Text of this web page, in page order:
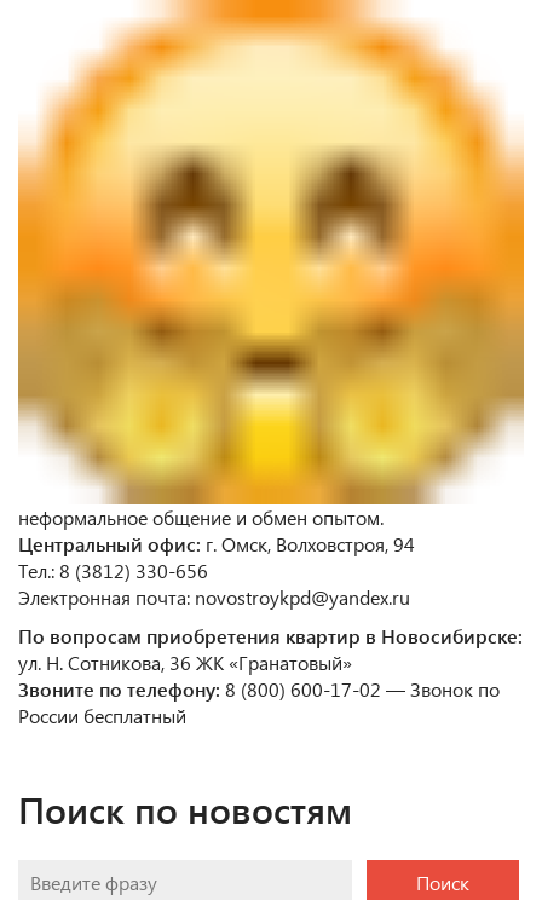
неформальное общение и обмен опытом.
Центральный офис: г. Омск, Волховстроя, 94
Тел.: 8 (3812) 330-656
Электронная почта: novostroykpd@yandex.ru
По вопросам приобретения квартир в Новосибирске:
ул. Н. Сотникова, 36 ЖК «Гранатовый»
Звоните по телефону: 8 (800) 600-17-02 — Звонок по
России бесплатный
Поиск по новостям
Поиск